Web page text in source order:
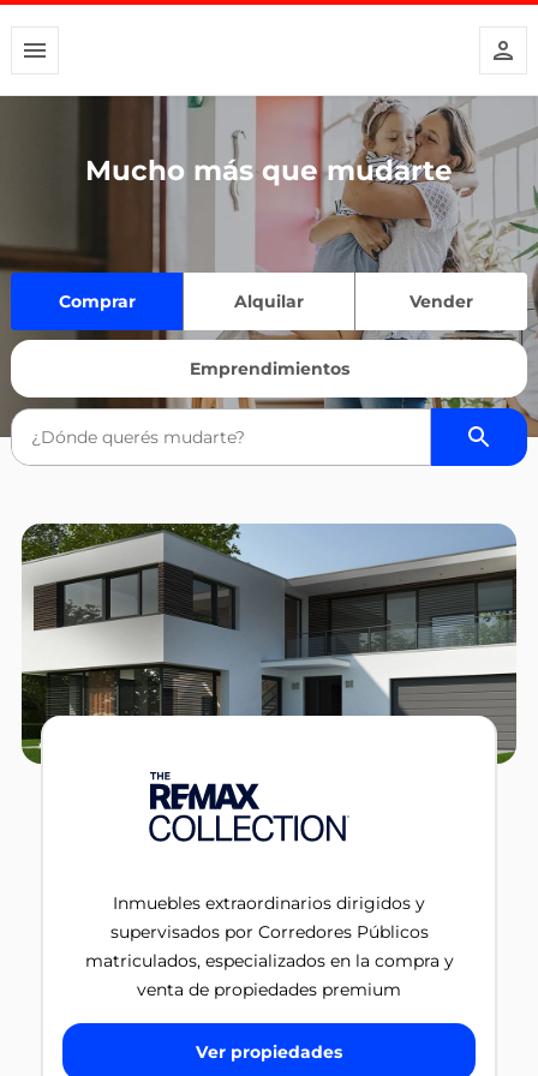
Mucho más que mudarte
Comprar Alquilar Vender
Emprendimientos
Inmuebles extraordinarios dirigidos y
supervisados por Corredores Públicos
matriculados, especializados en la compra y
venta de propiedades premium
Ver propiedades